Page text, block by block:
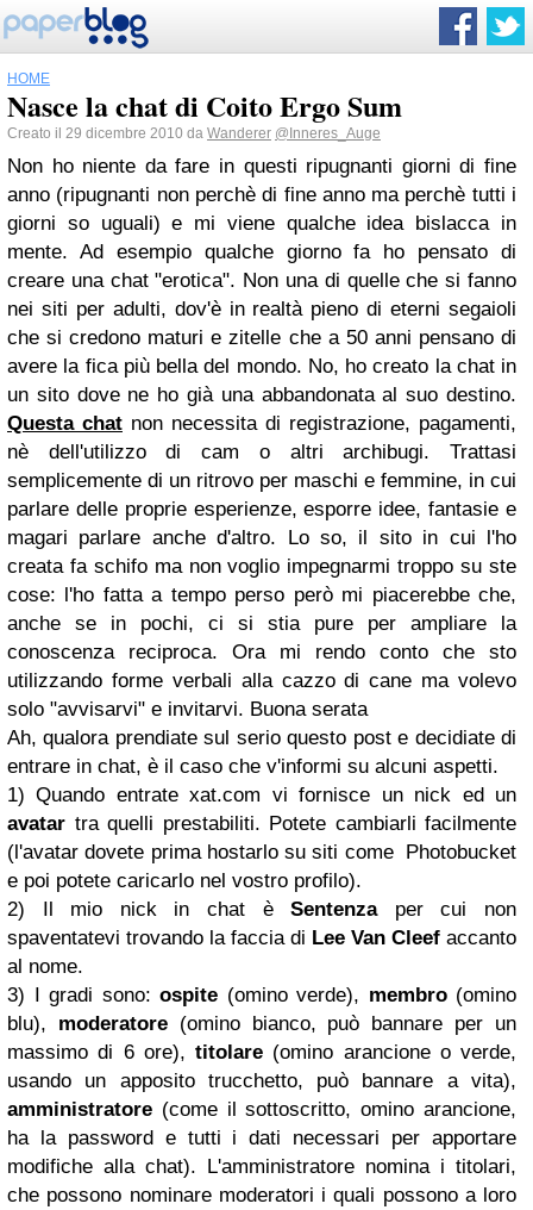
HOME
Nasce la chat di Coito Ergo Sum
Creato il 29 dicembre 2010 da Wanderer @Inneres_Auge
Non ho niente da fare in questi ripugnanti giorni di fine
anno (ripugnanti non perchè di fine anno ma perchè tutti i
giorni so uguali) e mi viene qualche idea bislacca in
mente. Ad esempio qualche giorno fa ho pensato di
creare una chat "erotica". Non una di quelle che si fanno
nei siti per adulti, dov'è in realtà pieno di eterni segaioli
che si credono maturi e zitelle che a 50 anni pensano di
avere la fica più bella del mondo. No, ho creato la chat in
un sito dove ne ho già una abbandonata al suo destino.
Questa chat non necessita di registrazione, pagamenti,
nè dell'utilizzo di cam o altri archibugi. Trattasi
semplicemente di un ritrovo per maschi e femmine, in cui
parlare delle proprie esperienze, esporre idee, fantasie e
magari parlare anche d'altro. Lo so, il sito in cui l'ho
creata fa schifo ma non voglio impegnarmi troppo su ste
cose: l'ho fatta a tempo perso però mi piacerebbe che,
anche se in pochi, ci si stia pure per ampliare la
conoscenza reciproca. Ora mi rendo conto che sto
utilizzando forme verbali alla cazzo di cane ma volevo
solo "avvisarvi" e invitarvi. Buona serata
Ah, qualora prendiate sul serio questo post e decidiate di
entrare in chat, è il caso che v'informi su alcuni aspetti.
1) Quando entrate xat.com vi fornisce un nick ed un
avatar tra quelli prestabiliti. Potete cambiarli facilmente
(l'avatar dovete prima hostarlo su siti come Photobucket
e poi potete caricarlo nel vostro profilo).
2) Il mio nick in chat èSentenza per cui non
spaventatevi trovando la faccia di Lee Van Cleef accanto
al nome.
3) I gradi sono: ospite (omino verde), membro (omino
blu), moderatore (omino bianco, può bannare per un
massimo di 6 ore), titolare (omino arancione o verde,
usando un apposito trucchetto, può bannare a vita),
amministratore (come il sottoscritto, omino arancione,
ha la password e tutti i dati necessari per apportare
modifiche alla chat). L'amministratore nomina i titolari,
che possono nominare moderatori i quali possono a loro